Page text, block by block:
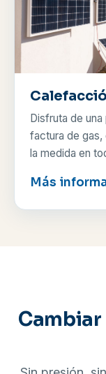
Disfruta de
factura de gas,
la medida en
Más
Cambiar